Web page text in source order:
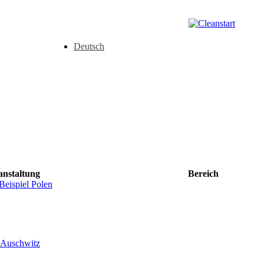
Deutsch
Bereich
Polen